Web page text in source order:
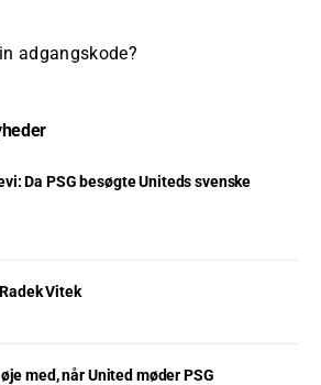
adgangskode?
Da PSG besøgte Uniteds svenske
Vitek
med, når United møder PSG